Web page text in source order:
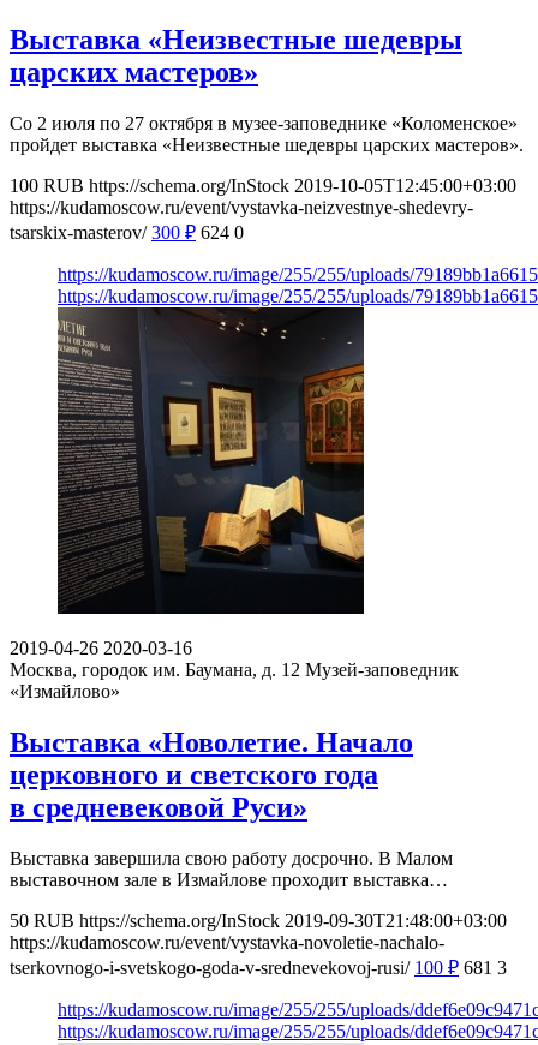
Выставка «Неизвестные шедевры
царских мастеров»
Со 2 июля по 27 октября в музее-заповеднике «Коломенское»
пройдет выставка «Неизвестные шедевры царских мастеров».
100 RUB https://schema.org/InStock 2019-10-05T12:45:00+03:00
https://kudamoscow.ru/event/vystavka-neizvestnye-shedevry-
tsarskix-masterov/ 300 ₽ 624 0
https://kudamoscow.ru/image/255/255/uploads/
https://kudamoscow.ru/image/255/255/uploads/
2019-04-26 2020-03-16
Москва, городок им. Баумана, д. 12 Музей-заповедник
«Измайлово»
Выставка «Новолетие. Начало
церковного и светского года
в средневековой Руси»
Выставка завершила свою работу досрочно. В Малом
выставочном зале в Измайлове проходит выставка…
50 RUB https://schema.org/InStock 2019-09-30T21:48:00+03:00
https://kudamoscow.ru/event/vystavka-novoletie-nachalo-
tserkovnogo-i-svetskogo-goda-v-srednevekovoj-rusi/ 100 ₽ 681 3
https://kudamoscow.ru/image/255/255/uploads/
https://kudamoscow.ru/image/255/255/uploads/